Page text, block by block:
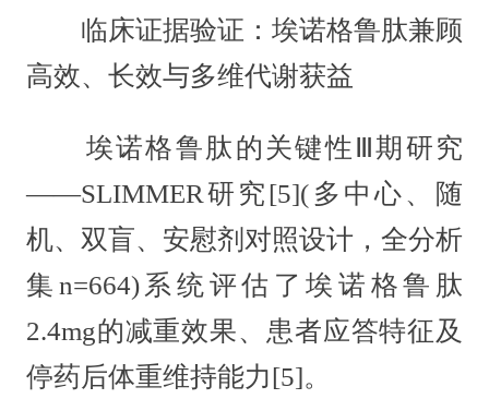
临床证据验证：埃诺格鲁肽兼顾
高效、长效与多维代谢获益
埃诺格鲁肽的关键性Ⅲ期研究
——SLIMMER研究[5](多中心、随
机、双盲、安慰剂对照设计，全分析
集n=664)系统评估了埃诺格鲁肽
2.4mg的减重效果、患者应答特征及
停药后体重维持能力[5]。